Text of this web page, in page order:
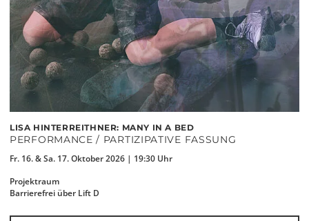
LISA HINTERREITHNER: MANY IN A BED
PERFORMANCE / PARTIZIPATIVE FASSUNG
Fr. 16. & Sa. 17. Oktober 2026 | 19:30 Uhr
Projektraum
Barrierefrei über Lift D